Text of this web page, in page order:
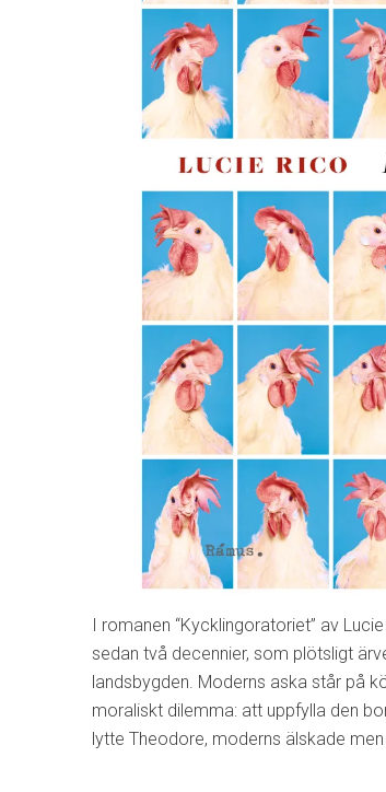
I romanen “Kycklingoratoriet” av
sedan två decennier, som plötsligt
landsbygden. Moderns aska står på
moraliskt dilemma: att uppfylla den
lytte Theodore, moderns älskade